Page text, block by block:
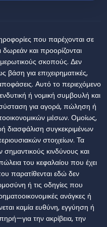
που παρέχονται σε
και προορίζονται
σκοπούς. Δεν
βάση για επιχειρηματικές,
Αυτό το περιεχόμενο
ή νομική συμβουλή και
για αγορά, πώληση ή
μέσων. Ομοίως,
διασφάλιση συγκεκριμένων
στοιχείων. Τα
κινδύνους και
του κεφαλαίου που έχει
παρατίθενται εδώ δεν
ή τις οδηγίες που
ανάγκες ή
καμία ευθύνη, εγγύηση ή
την ακρίβεια, την